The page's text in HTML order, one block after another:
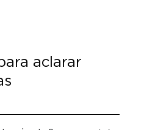
aclarar